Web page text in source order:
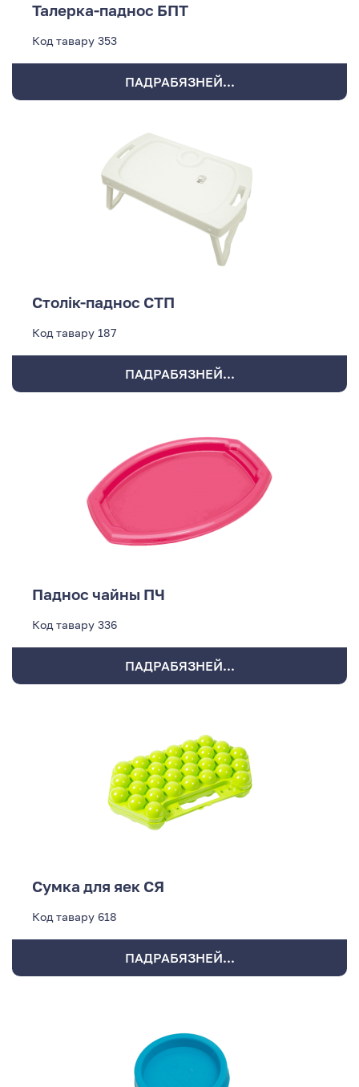
Талерка-паднос БПТ
Код тавару 353
ПАДРАБЯЗНЕЙ...
Столік-паднос СТП
Код тавару 187
ПАДРАБЯЗНЕЙ...
Паднос чайны ПЧ
Код тавару 336
ПАДРАБЯЗНЕЙ...
Сумка для яек СЯ
Код тавару 618
ПАДРАБЯЗНЕЙ...